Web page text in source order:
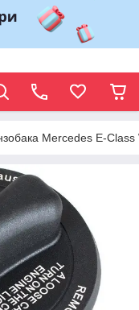
Mercedes E-